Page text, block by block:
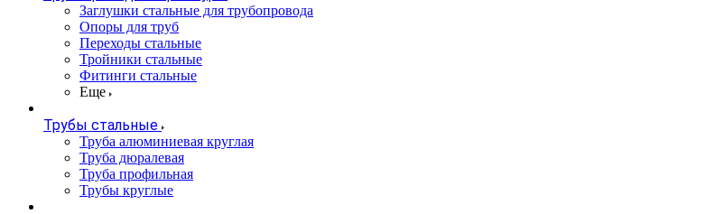
Заглушки стальные для трубопровода
Опоры для труб
Переходы стальные
Тройники стальные
Фитинги стальные
Еще
Трубы стальные
Труба алюминиевая круглая
Труба дюралевая
Труба профильная
Трубы круглые